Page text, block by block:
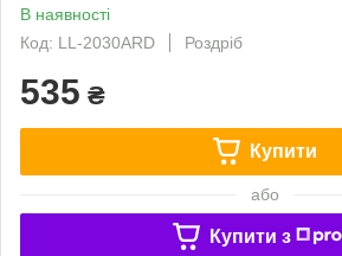
В наявності
Код: LL-2030ARD
Роздріб
535 ₴
Купити
або
Купити з